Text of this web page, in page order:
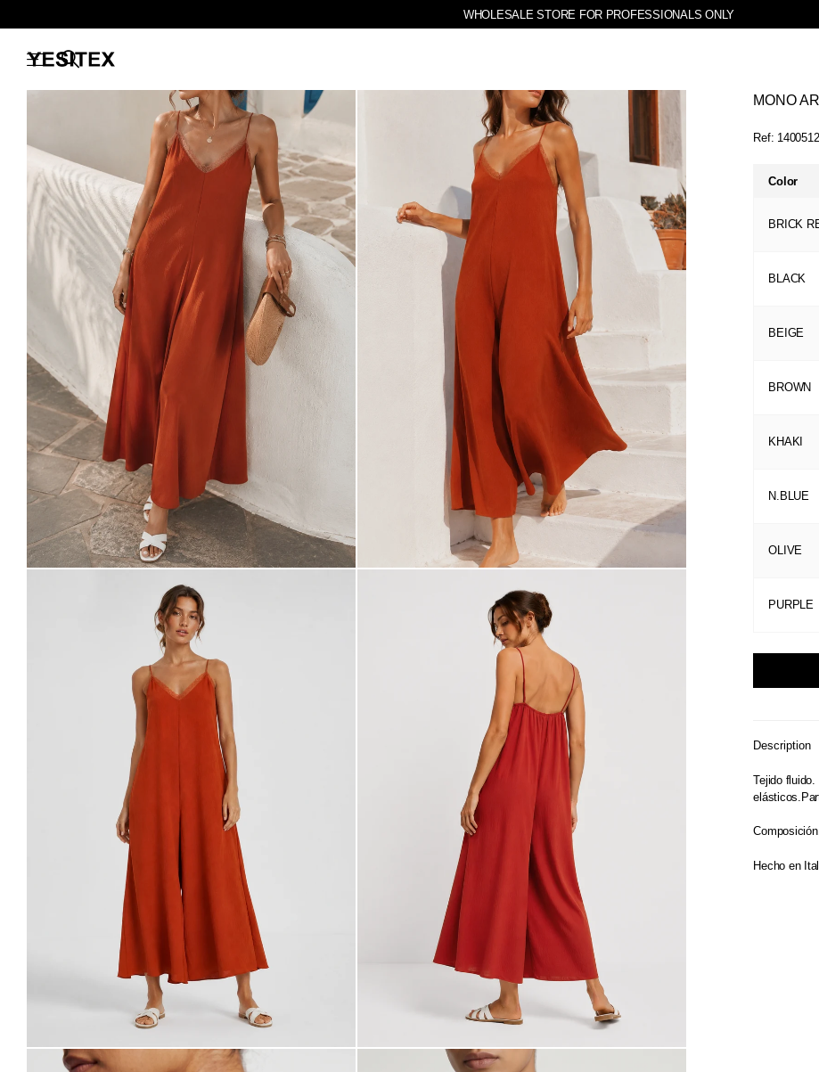
WHOLESALE STORE FOR PROFESSIONALS ONLY
MONO
Ref:
Color
BRICK
BLACK
BEIGE
BROWN
KHAKI
N.BLUE
OLIVE
PURPLE
Description
Tejido
Hecho en